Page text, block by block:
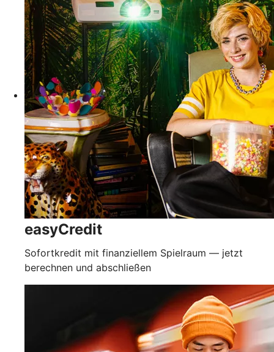
easyCredit
Sofortkredit mit finanziellem Spielraum — jetzt
berechnen und abschließen